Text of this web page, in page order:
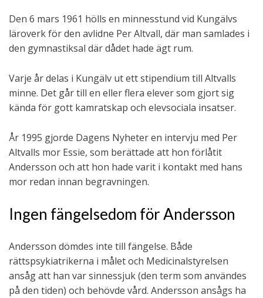
Den 6 mars 1961 hölls en minnesstund vid Kungälvs
läroverk för den avlidne Per Altvall, där man samlades i
den gymnastiksal där dådet hade ägt rum.
Varje år delas i Kungälv ut ett stipendium till Altvalls
minne. Det går till en eller flera elever som gjort sig
kända för gott kamratskap och elevsociala insatser.
År 1995 gjorde Dagens Nyheter en intervju med Per
Altvalls mor Essie, som berättade att hon förlåtit
Andersson och att hon hade varit i kontakt med hans
mor redan innan begravningen.
Ingen fängelsedom för Andersson
Andersson dömdes inte till fängelse. Både
rättspsykiatrikerna i målet och Medicinalstyrelsen
ansåg att han var sinnessjuk (den term som användes
på den tiden) och behövde vård. Andersson ansågs ha